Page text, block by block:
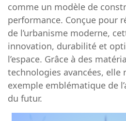
comme un modèle de
performance. Conçue pour
de l’urbanisme moderne,
innovation, durabilité et
l’espace. Grâce à des
technologies avancées, elle
exemple emblématique de
du futur.